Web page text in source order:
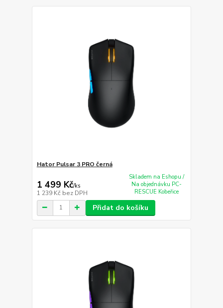
Hator Pulsar 3 PRO černá
1 499 Kč/ks
1 239 Kč bez DPH
Skladem na Eshopu /
Na objednávku PC-
RESCUE Kobeřice
Přidat do košíku